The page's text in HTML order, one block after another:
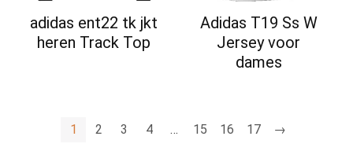
adidas ent22 tk jkt
heren Track Top
Adidas T19 Ss W
Jersey voor
dames
1 2 3 4 … 15 16 17 →